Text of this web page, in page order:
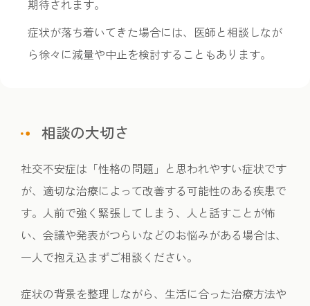
期待されます。
症状が落ち着いてきた場合には、医師と相談しなが
ら徐々に減量や中止を検討することもあります。
相談の大切さ
社交不安症は「性格の問題」と思われやすい症状です
が、適切な治療によって改善する可能性のある疾患で
す。人前で強く緊張してしまう、人と話すことが怖
い、会議や発表がつらいなどのお悩みがある場合は、
一人で抱え込まずご相談ください。
症状の背景を整理しながら、生活に合った治療方法や